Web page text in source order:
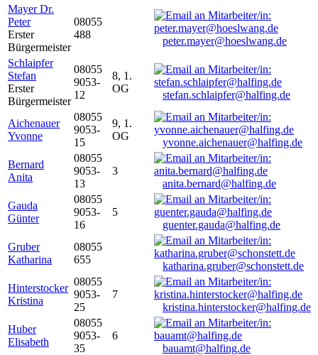
Mayer Dr.
Peter
Erster
Bürgermeister
08055
488
peter.mayer@hoeslwang.de
Schlaipfer
Stefan
Erster
Bürgermeister
08055
9053-
12
8, 1.
OG
stefan.schlaipfer@halfing.de
Aichenauer
Yvonne
08055
9053-
15
9, 1.
OG
yvonne.aichenauer@halfing.de
Bernard
Anita
08055
9053-
13
3
anita.bernard@halfing.de
Gauda
Günter
08055
9053-
16
5
guenter.gauda@halfing.de
Gruber
Katharina
08055
655
katharina.gruber@schonstett.de
Hinterstocker
Kristina
08055
9053-
25
7
kristina.hinterstocker@halfing.de
Huber
Elisabeth
08055
9053-
35
6
bauamt@halfing.de